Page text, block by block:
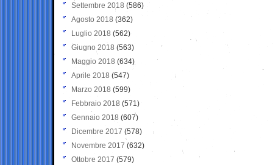
Settembre 2018 (586)
Agosto 2018 (362)
Luglio 2018 (562)
Giugno 2018 (563)
Maggio 2018 (634)
Aprile 2018 (547)
Marzo 2018 (599)
Febbraio 2018 (571)
Gennaio 2018 (607)
Dicembre 2017 (578)
Novembre 2017 (632)
Ottobre 2017 (579)